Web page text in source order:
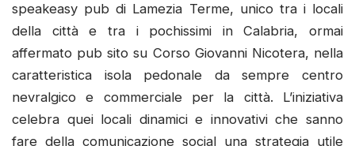
speakeasy pub di Lamezia Terme, unico tra i locali
della città e tra i pochissimi in Calabria, ormai
affermato pub sito su Corso Giovanni Nicotera, nella
caratteristica isola pedonale da sempre centro
nevralgico e commerciale per la città. L’iniziativa
celebra quei locali dinamici e innovativi che sanno
fare della comunicazione social una strategia utile